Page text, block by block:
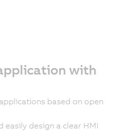
with
based on open
design a clear HMI